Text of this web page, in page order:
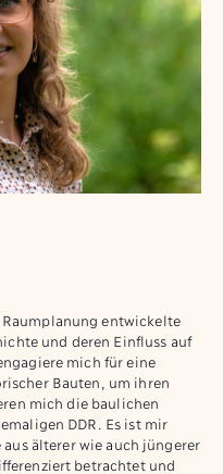
entwickelte
und deren Einfluss auf
mich für eine
Bauten, um ihren
mich die baulichen
DDR. Es ist mir
älterer wie auch jüngerer
betrachtet und